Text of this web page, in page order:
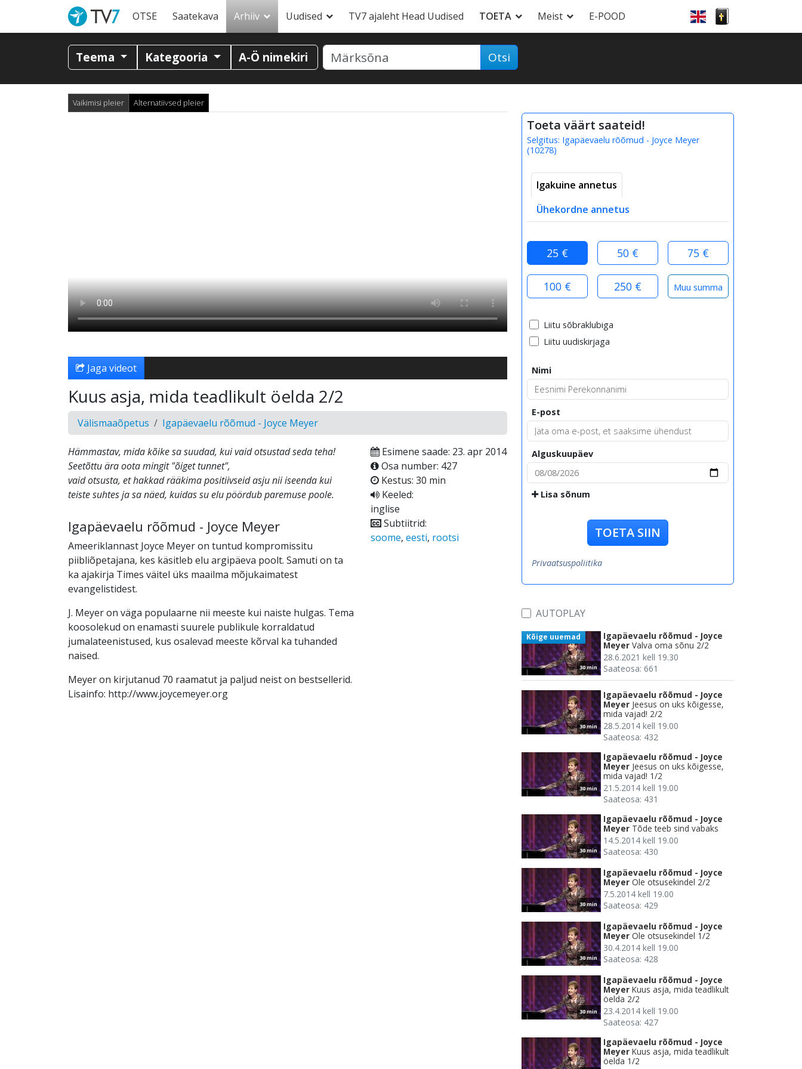
OTSE Saatekava Arhiiv Uudised TV7 ajaleht Head Uudised TOETA Meist E-POOD
Teema Kategooria A-Ö nimekiri Otsi
Vaikimisi pleier Alternatiivsed pleier
Jaga videot
Kuus asja, mida teadlikult öelda 2/2
Välismaaõpetus Igapäevaelu rõõmud - Joyce Meyer
Hämmastav, mida kõike sa suudad, kui vaid otsustad seda teha!
Seetõttu ära oota mingit "õiget tunnet",
vaid otsusta, et hakkad rääkima positiivseid asju nii iseenda kui
teiste suhtes ja sa näed, kuidas su elu pöördub paremuse poole.
Igapäevaelu rõõmud - Joyce Meyer
Ameeriklannast Joyce Meyer on tuntud kompromissitu
piibliõpetajana, kes käsitleb elu argipäeva poolt. Samuti on ta
ka ajakirja Times väitel üks maailma mõjukaimatest
evangelistidest.
J. Meyer on väga populaarne nii meeste kui naiste hulgas. Tema
koosolekud on enamasti suurele publikule korraldatud
jumalateenistused, kus osalevad meeste kõrval ka tuhanded
naised.
Meyer on kirjutanud 70 raamatut ja paljud neist on bestsellerid.
Lisainfo: http://www.joycemeyer.org
Esimene saade: 23. apr 2014
Osa number: 427
Kestus: 30 min
Keeled:
inglise
Subtiitrid:
soome, eesti, rootsi
Toeta väärt saateid!
Selgitus: Igapäevaelu rõõmud - Joyce Meyer
(10278)
Igakuine annetus
Ühekordne annetus
25 € 50 € 75 €
100 € 250 €
Liitu sõbraklubiga
Liitu uudiskirjaga
Nimi
E-post
Alguskuupäev
Lisa sõnum
TOETA SIIN
Privaatsuspoliitika
AUTOPLAY
30 min
Kõige uuemad
Igapäevaelu rõõmud - Joyce
Meyer Valva oma sõnu 2/2
28.6.2021 kell 19.30
Saateosa: 661
30 min
Igapäevaelu rõõmud - Joyce
Meyer Jeesus on uks kõigesse,
mida vajad! 2/2
28.5.2014 kell 19.00
Saateosa: 432
30 min
Igapäevaelu rõõmud - Joyce
Meyer Jeesus on uks kõigesse,
mida vajad! 1/2
21.5.2014 kell 19.00
Saateosa: 431
30 min
Igapäevaelu rõõmud - Joyce
Meyer Tõde teeb sind vabaks
14.5.2014 kell 19.00
Saateosa: 430
30 min
Igapäevaelu rõõmud - Joyce
Meyer Ole otsusekindel 2/2
7.5.2014 kell 19.00
Saateosa: 429
30 min
Igapäevaelu rõõmud - Joyce
Meyer Ole otsusekindel 1/2
30.4.2014 kell 19.00
Saateosa: 428
30 min
Igapäevaelu rõõmud - Joyce
Meyer Kuus asja, mida teadlikult
öelda 2/2
23.4.2014 kell 19.00
Saateosa: 427
Igapäevaelu rõõmud - Joyce
Meyer Kuus asja, mida teadlikult
öelda 1/2